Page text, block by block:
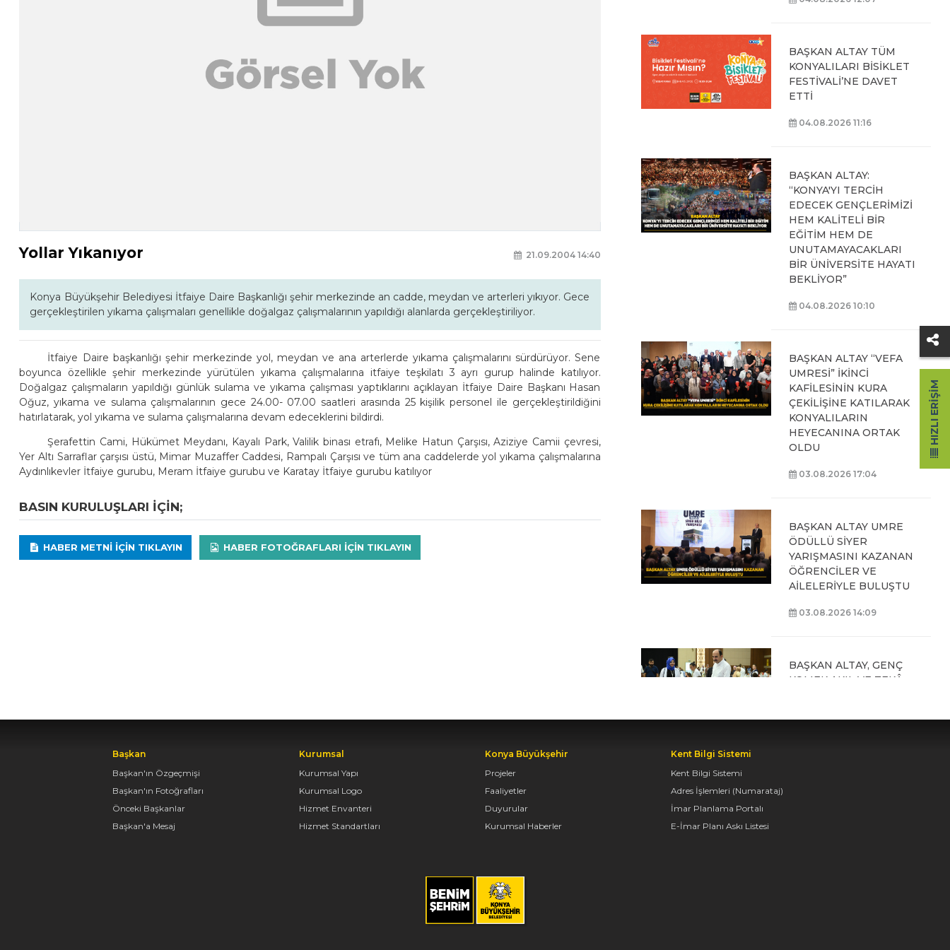
Yollar Yıkanıyor 21.09.2004 14:40
Konya Büyükşehir Belediyesi İtfaiye Daire Başkanlığı şehir merkezinde an cadde, meydan ve arterleri yıkıyor. Gece
gerçekleştirilen yıkama çalışmaları genellikle doğalgaz çalışmalarının yapıldığı alanlarda gerçekleştiriliyor.
İtfaiye Daire başkanlığı şehir merkezinde yol, meydan ve ana arterlerde yıkama çalışmalarını sürdürüyor. Sene
boyunca özellikle şehir merkezinde yürütülen yıkama çalışmalarına itfaiye teşkilatı 3 ayrı gurup halinde katılıyor.
Doğalgaz çalışmaların yapıldığı günlük sulama ve yıkama çalışması yaptıklarını açıklayan İtfaiye Daire Başkanı Hasan
Oğuz, yıkama ve sulama çalışmalarının gece 24.00- 07.00 saatleri arasında 25 kişilik personel ile gerçekleştirildiğini
hatırlatarak, yol yıkama ve sulama çalışmalarına devam edeceklerini bildirdi.
Şerafettin Cami, Hükümet Meydanı, Kayalı Park, Valilik binası etrafı, Melike Hatun Çarşısı, Aziziye Camii çevresi,
Yer Altı Sarraflar çarşısı üstü, Mimar Muzaffer Caddesi, Rampalı Çarşısı ve tüm ana caddelerde yol yıkama çalışmalarına
Aydınlıkevler İtfaiye gurubu, Meram İtfaiye gurubu ve Karatay İtfaiye gurubu katılıyor
BASIN KURULUŞLARI IÇIN;
HABER METNI IÇIN TIKLAYIN HABER FOTOĞRAFLARI IÇIN TIKLAYIN
BAŞKAN ALTAY TÜM
KONYALILARI BİSİKLET
FESTİVALİ’NE DAVET
ETTİ
04.08.2026 11:16
BAŞKAN ALTAY:
“KONYA'YI TERCİH
EDECEK GENÇLERİMİZİ
HEM KALİTELİ BİR
EĞİTİM HEM DE
UNUTAMAYACAKLARI
BİR ÜNİVERSİTE HAYATI
BEKLİYOR”
04.08.2026 10:10
BAŞKAN ALTAY “VEFA
UMRESİ” İKİNCİ
KAFİLESİNİN KURA
ÇEKİLİŞİNE KATILARAK
KONYALILARIN
HEYECANINA ORTAK
OLDU
03.08.2026 17:04
BAŞKAN ALTAY UMRE
ÖDÜLLÜ SİYER
YARIŞMASINI KAZANAN
ÖĞRENCİLER VE
AİLELERİYLE BULUŞTU
03.08.2026 14:09
BAŞKAN ALTAY, GENÇ
KOMEK AKIL VE ZEKÂ
Başkan
Başkan'ın Özgeçmişi
Başkan'ın Fotoğrafları
Önceki Başkanlar
Başkan'a Mesaj
Kurumsal
Kurumsal Yapı
Kurumsal Logo
Hizmet Envanteri
Hizmet Standartları
Konya Büyükşehir
Projeler
Faaliyetler
Duyurular
Kurumsal Haberler
Kent Bilgi Sistemi
Kent Bilgi Sistemi
Adres İşlemleri (Numarataj)
İmar Planlama Portalı
E-İmar Planı Askı Listesi
HIZLI ERIŞIM